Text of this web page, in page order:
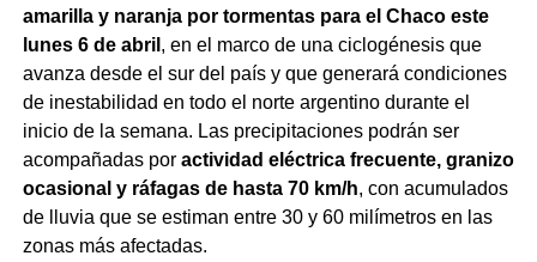
amarilla y naranja por tormentas para el Chaco este
lunes 6 de abril , en el marco de una ciclogénesis que
avanza desde el sur del país y que generará condiciones
de inestabilidad en todo el norte argentino durante el
inicio de la semana. Las precipitaciones podrán ser
acompañadas por actividad eléctrica frecuente, granizo
ocasional y ráfagas de hasta 70 km/h, con acumulados
de lluvia que se estiman entre 30 y 60 milímetros en las
zonas más afectadas.